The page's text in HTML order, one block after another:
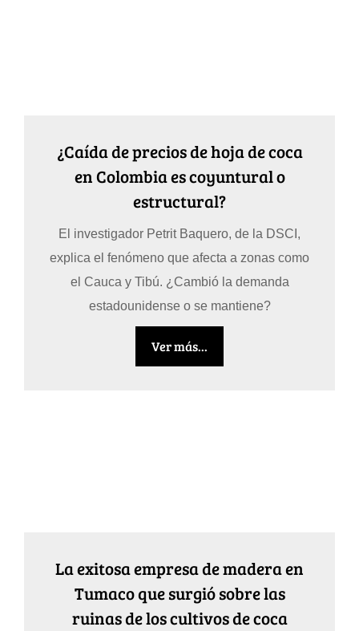
¿Caída de precios de hoja de coca
en Colombia es coyuntural o
estructural?
El investigador Petrit Baquero, de la DSCI,
explica el fenómeno que afecta a zonas como
el Cauca y Tibú. ¿Cambió la demanda
estadounidense o se mantiene?
Ver más...
La exitosa empresa de madera en
Tumaco que surgió sobre las
ruinas de los cultivos de coca